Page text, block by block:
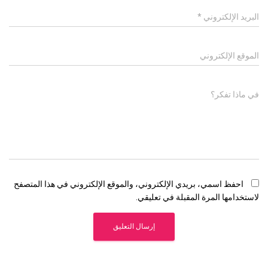
البريد الإلكتروني *
الموقع الإلكتروني
في ماذا تفكر؟
احفظ اسمي، بريدي الإلكتروني، والموقع الإلكتروني في هذا المتصفح
لاستخدامها المرة المقبلة في تعليقي.